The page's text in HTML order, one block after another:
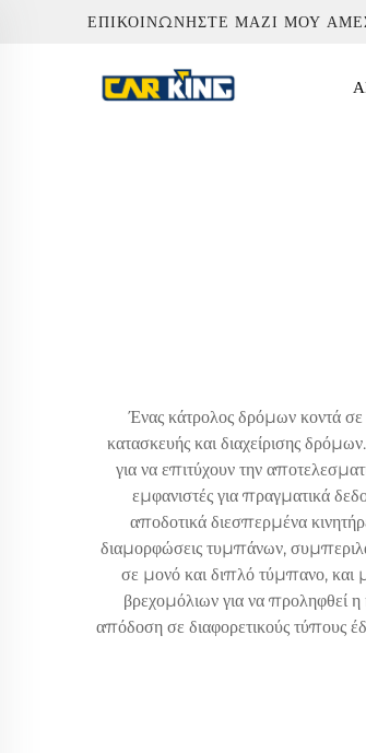
ΕΠΙΚΟΙΝΩΝΉΣΤΕ ΜΑΖΊ ΜΟΥ
Ένας κάτρολος δρόμων κοντά
κατασκευής και διαχείρισης
για να επιτύχουν την
εμφανιστές για πραγματικά
αποδοτικά διεσπερμένα
διαμορφώσεις τυμπάνων,
σε μονό και διπλό τύμπανο, και
βρεχομόλιων για να προληφθεί
απόδοση σε διαφορετικούς τύπους